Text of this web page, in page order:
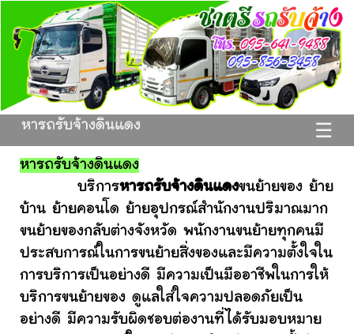
☰
หารถรับจ้างดินแดง
หารถรับจ้างดินแดง
บริการหารถรับจ้างดินแดงขนย้ายของ ย้าย
บ้าน ย้ายคอนโด ย้ายอุปกรณ์สำนักงานปริมาณมาก
ขนย้ายของกลับต่างจังหวัด พนักงานขนย้ายทุกคนมี
ประสบการณ์ในการขนย้ายสิ่งของและมีความตั้งใจใน
การบริการเป็นอย่างดี มีความเป็นมืออาชีพในการให้
บริการขนย้ายของ ดูแลใส่ใจความปลอดภัยเป็น
อย่างดี มีความรับผิดชอบต่องานที่ได้รับมอบหมาย